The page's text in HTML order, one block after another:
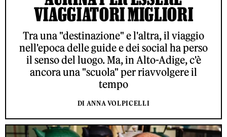
VIAGGIATORI MIGLIORI
Tra una "destinazione" e l'altra, il viaggio
nell'epoca delle guide e dei social ha perso
il senso del luogo. Ma, in Alto-Adige, c'è
ancora una "scuola" per riavvolgere il
tempo
DI ANNA VOLPICELLI